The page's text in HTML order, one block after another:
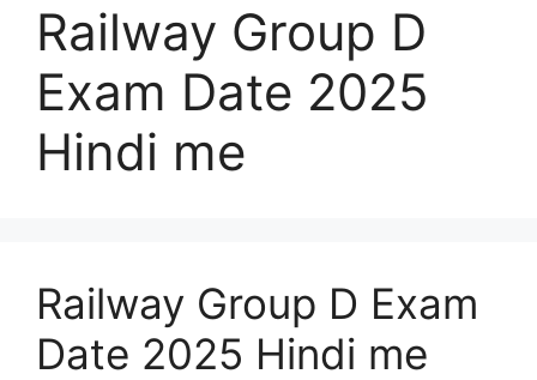
Railway Group D
Exam Date 2025
Hindi me
Railway Group D Exam
Date 2025 Hindi me